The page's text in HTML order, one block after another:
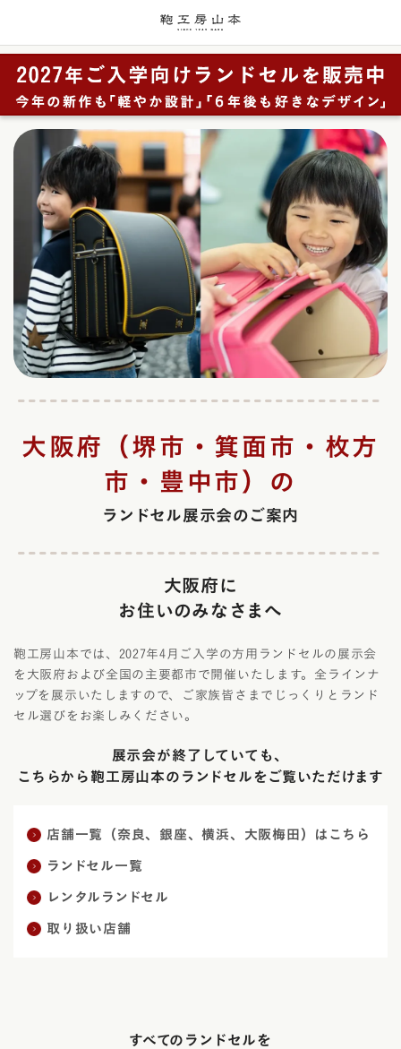
大阪府（堺市・箕面市・枚方
市・豊中市）の
ランドセル展示会のご案内
大阪府に
お住いのみなさまへ
鞄工房山本では、2027年4月ご入学の方用ランドセルの展示会
を大阪府および全国の主要都市で開催いたします。全ラインナ
ップを展示いたしますので、ご家族皆さまでじっくりとランド
セル選びをお楽しみください。
展示会が終了していても、
こちらから鞄工房山本のランドセルをご覧いただけます
店舗一覧（奈良、銀座、横浜、大阪梅田）はこちら
ランドセル一覧
レンタルランドセル
取り扱い店舗
すべてのランドセルを